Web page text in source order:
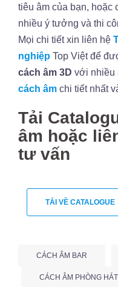
tiêu âm của bạn, hoặc
nhiều ý tưởng và thi
Mọi chi tiết xin liên hệ
nghiệp Top Việt để
cách âm 3D với nhiều
cách âm chi tiết nhất
Tải
âm hoặc
tư vấn
TẢI VỀ CATALOGUE
CÁCH ÂM BAR
CÁCH ÂM PHÒNG HÁT